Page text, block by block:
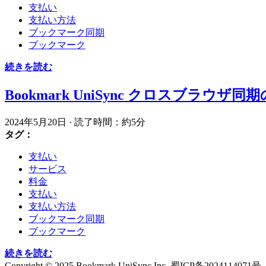
支払い
支払い方法
ブックマーク同期
ブックマーク
続きを読む
Bookmark UniSync クロスブラウザ同期
2024年5月20日 · 読了時間：約5分
タグ：
支払い
サービス
料金
支払い
支払い方法
ブックマーク同期
ブックマーク
続きを読む